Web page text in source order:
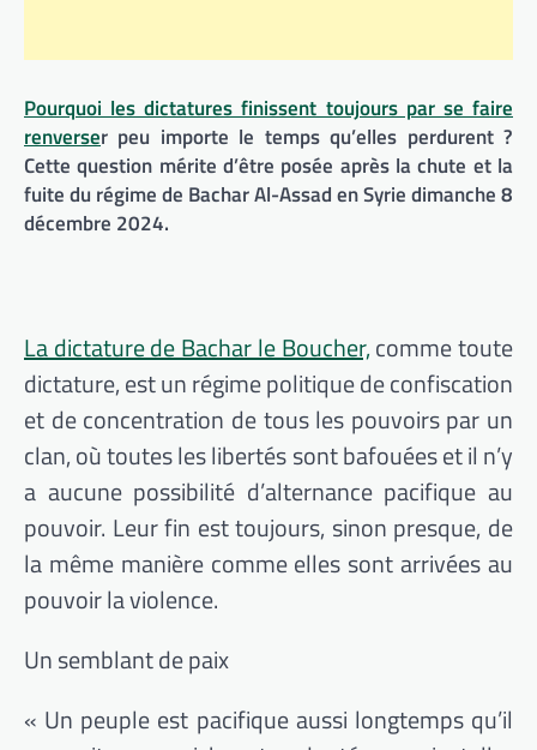
Pourquoi les dictatures finissent toujours par se faire
renverser peu importe le temps qu’elles perdurent ?
Cette question mérite d’être posée après la chute et la
fuite du régime de Bachar Al-Assad en Syrie dimanche 8
décembre 2024.
La dictature de Bachar le Boucher,comme toute
dictature, est un régime politique de confiscation
et de concentration de tous les pouvoirs par un
clan, où toutes les libertés sont bafouées et il n’y
a aucune possibilité d’alternance pacifique au
pouvoir. Leur fin est toujours, sinon presque, de
la même manière comme elles sont arrivées au
pouvoir la violence.
Un semblant de paix
« Un peuple est pacifique aussi longtemps qu’il